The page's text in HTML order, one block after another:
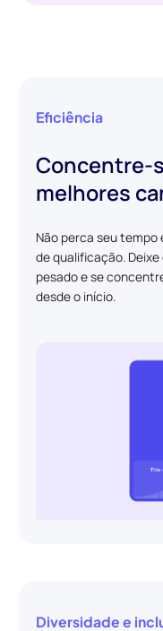
Eficiência
Concentre-
melhores
Não perca seu
de qualificação.
pesado e se
desde o início.
Diversidade e